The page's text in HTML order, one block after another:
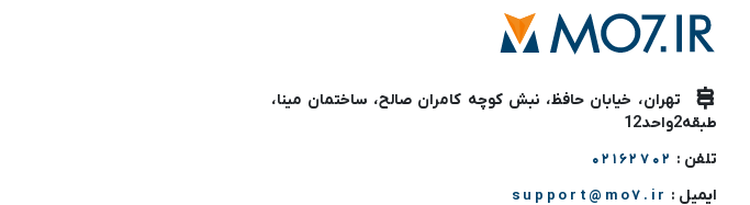
تهران، خیابان حافظ، نبش کوچه کامران صالح، ساختمان مینا،
طبقه2واحد12
تلفن : 02162702
ایمیل : support@mo7.ir